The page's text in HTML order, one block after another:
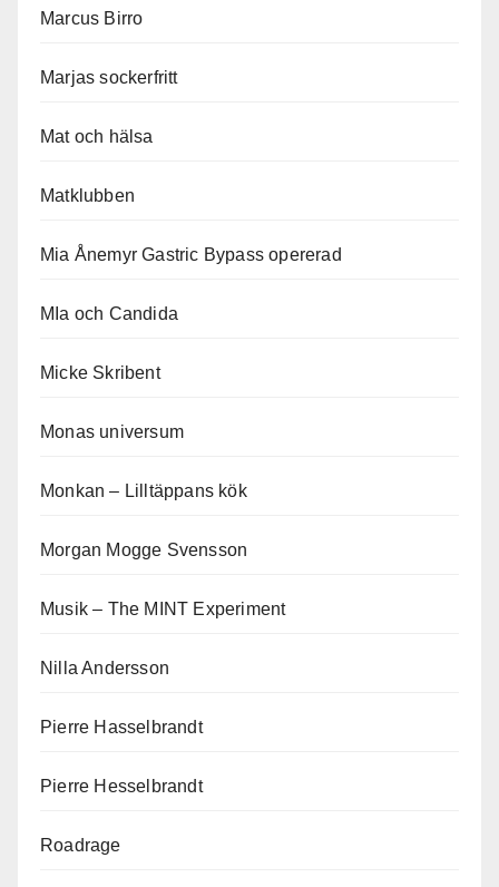
Marcus Birro
Marjas sockerfritt
Mat och hälsa
Matklubben
Mia Ånemyr Gastric Bypass opererad
MIa och Candida
Micke Skribent
Monas universum
Monkan – Lilltäppans kök
Morgan Mogge Svensson
Musik – The MINT Experiment
Nilla Andersson
Pierre Hasselbrandt
Pierre Hesselbrandt
Roadrage